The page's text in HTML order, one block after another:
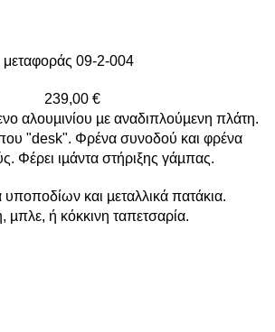
μεταφοράς 09-2-004
239,00 €
αλουµινίου µε αναδιπλούµενη πλάτη.
"desk". Φρένα συνοδού και φρένα
Φέρει ιµάντα στήριξης γάµπας.
και µεταλλικά πατάκια.
µπλε, ή κόκκινη ταπετσαρία.